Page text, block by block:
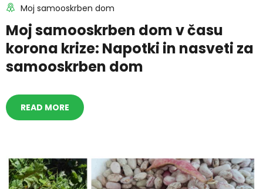
Moj samooskrben dom
Moj samooskrben dom v času
korona krize: Napotki in nasveti za
samooskrben dom
READ MORE